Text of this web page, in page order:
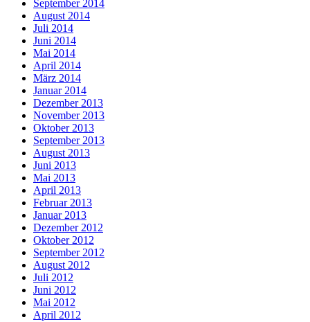
September 2014
August 2014
Juli 2014
Juni 2014
Mai 2014
April 2014
März 2014
Januar 2014
Dezember 2013
November 2013
Oktober 2013
September 2013
August 2013
Juni 2013
Mai 2013
April 2013
Februar 2013
Januar 2013
Dezember 2012
Oktober 2012
September 2012
August 2012
Juli 2012
Juni 2012
Mai 2012
April 2012